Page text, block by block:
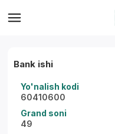
Bank ishi
Yo'nalish kodi
60410600
Grand soni
49